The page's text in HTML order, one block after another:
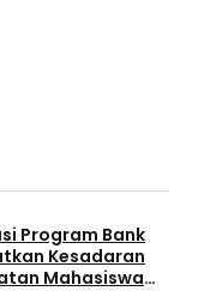
Program Bank
Kesadaran
Mahasiswa